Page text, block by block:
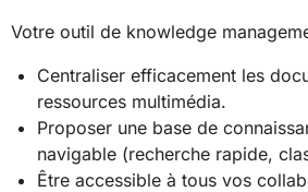
Votre outil de knowledge
Centraliser efficacement les
ressources multimédia.
Proposer une base de
navigable (recherche rapide,
Être accessible à tous vos